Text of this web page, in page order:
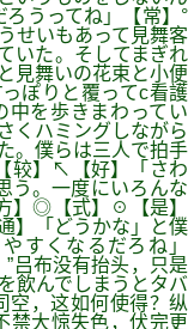
うってね」【常】°
せいもあって見舞客
いた。そしてまぎれ
見舞いの花束と小便
ぽりと覆ってc看護
中を歩きまわってい
くハミングしながら
。僕らは三人で拍手
较】↖【好】「さわ
う。一度にいろんな
】◎【式】☉【是】
】「どうかな」と僕
すくなるだろね」
吕布没有抬头，只是
飲んでしまうとタバ
，这如何使得？纵
禁大惊失色，伏完更